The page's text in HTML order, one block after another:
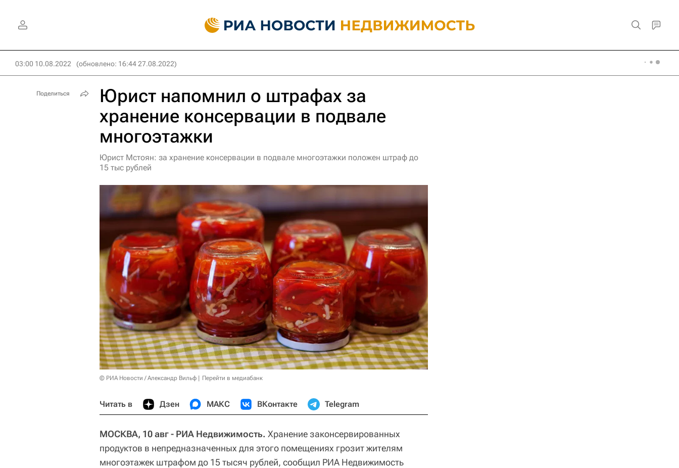
03:00 10.08.2022 (обновлено: 16:44 27.08.2022)
Юрист напомнил о штрафах за
хранение консервации в подвале
многоэтажки
Юрист Мстоян: за хранение консервации в подвале многоэтажки положен штраф до
15 тыс рублей
© РИА Новости / Александр Вильф Перейти в медиабанк
Читать в Дзен МАКС ВКонтакте Telegram
МОСКВА, 10 авг - РИА Недвижимость. Хранение законсервированных
продуктов в непредназначенных для этого помещениях грозит жителям
многоэтажек штрафом до 15 тысяч рублей, сообщил РИА Недвижимость
Поделиться